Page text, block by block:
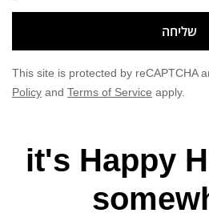
שליחה
This site is protected by reCAPTCHA
Policy and Terms of Service apply.
it's Happy